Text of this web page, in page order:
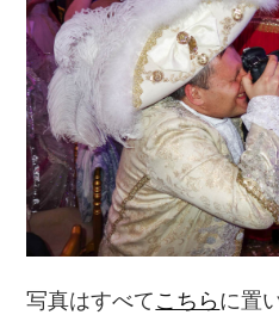
写真はすべてこちらに置